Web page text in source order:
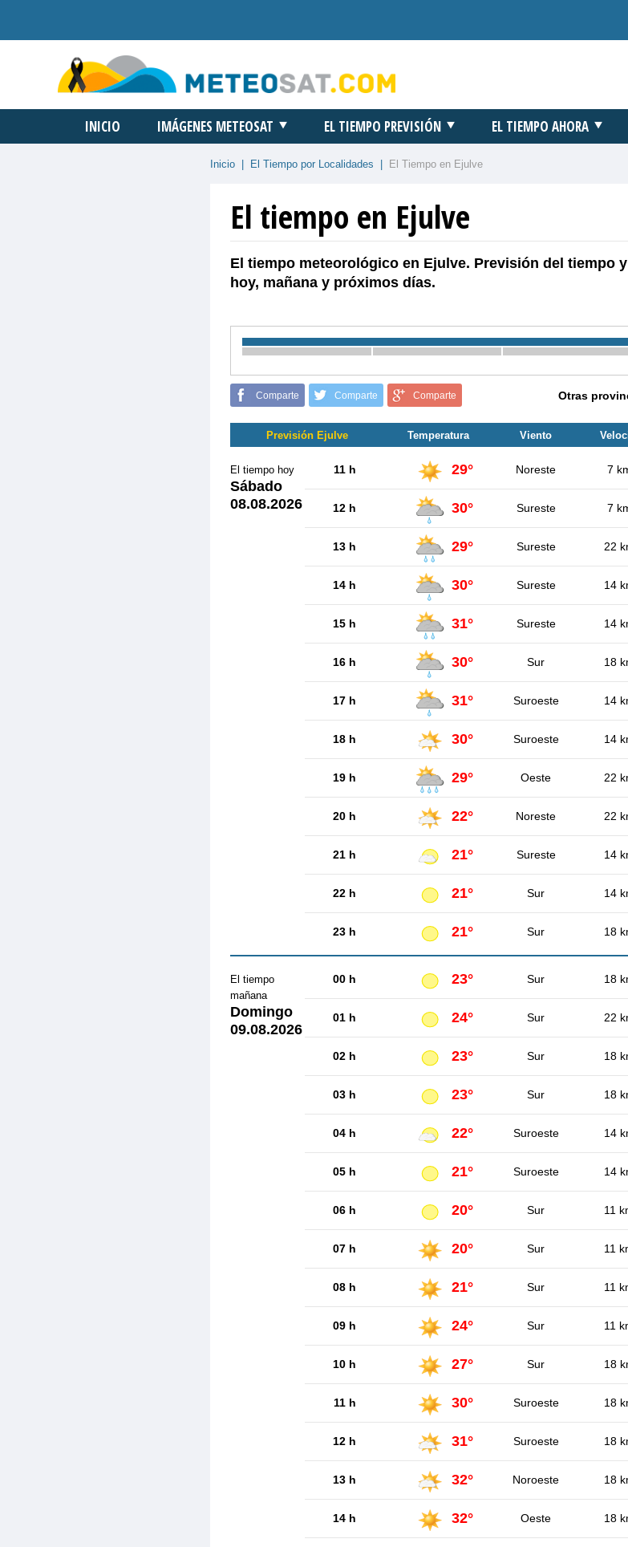
INICIO IMÁGENES METEOSAT EL TIEMPO PREVISIÓN EL TIEMPO AHORA
Inicio El Tiempo por Localidades El Tiempo en Ejulve
El tiempo en Ejulve
El tiempo meteorológico en Ejulve. Previsión del tiempo
hoy, mañana y próximos días.
Comparte Comparte Comparte Otras
Previsión Ejulve Temperatura Viento
El tiempo hoy
Sábado
08.08.2026
11 h 29° Noreste 7
12 h 30° Sureste 7
13 h 29° Sureste 22
14 h 30° Sureste 14
15 h 31° Sureste 14
16 h 30° Sur 18
17 h 31° Suroeste 14
18 h 30° Suroeste 14
19 h 29° Oeste 22
20 h 22° Noreste 22
21 h 21° Sureste 14
22 h 21° Sur 14
23 h 21° Sur 18
El tiempo
mañana
Domingo
09.08.2026
00 h 23° Sur 18
01 h 24° Sur 22
02 h 23° Sur 18
03 h 23° Sur 18
04 h 22° Suroeste 14
05 h 21° Suroeste 14
06 h 20° Sur 11
07 h 20° Sur 11
08 h 21° Sur 11
09 h 24° Sur 11
10 h 27° Sur 18
11 h 30° Suroeste 18
12 h 31° Suroeste 18
13 h 32° Noroeste 18
14 h 32° Oeste 18